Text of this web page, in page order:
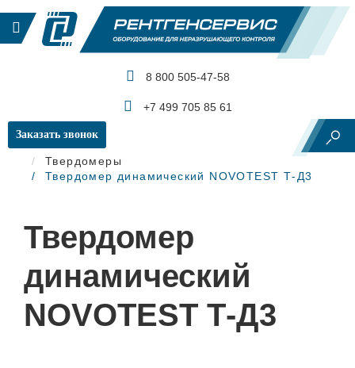
8 800 505-47-58
+7 499 705 85 61
Заказать звонок
Главная
Механические испытания
Твердомеры
Твердомер динамический NOVOTEST Т-Д3
Твердомер
динамический
NOVOTEST Т-Д3